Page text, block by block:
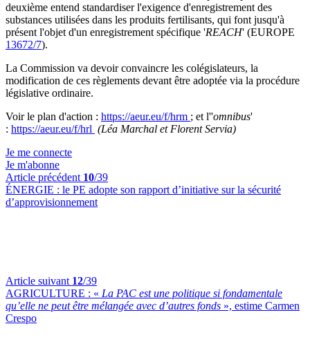
deuxième entend standardiser l'exigence d'enregistrement des
substances utilisées dans les produits fertilisants, qui font jusqu'à
présent l'objet d'un enregistrement spécifique 'REACH' (EUROPE
13672/7).
La Commission va devoir convaincre les colégislateurs, la
modification de ces règlements devant être adoptée via la procédure
législative ordinaire.
Voir le plan d'action : https://aeur.eu/f/hrm ; et l''omnibus'
: https://aeur.eu/f/hrl (Léa Marchal et Florent Servia)
Je me connecte
Je m'abonne
Article précédent 10/39
ÉNERGIE : le PE adopte son rapport d’initiative sur la sécurité
d’approvisionnement
Article suivant 12/39
AGRICULTURE : « La PAC est une politique si fondamentale
qu’elle ne peut être mélangée avec d’autres fonds », estime Carmen
Crespo